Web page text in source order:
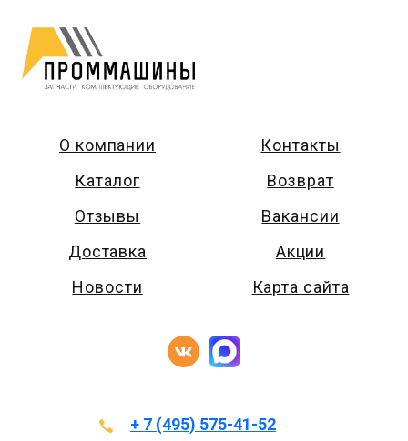
О компании
Каталог
Отзывы
Доставка
Новости
Контакты
Возврат
Вакансии
Акции
Карта сайта
+ 7 (495) 575-41-52